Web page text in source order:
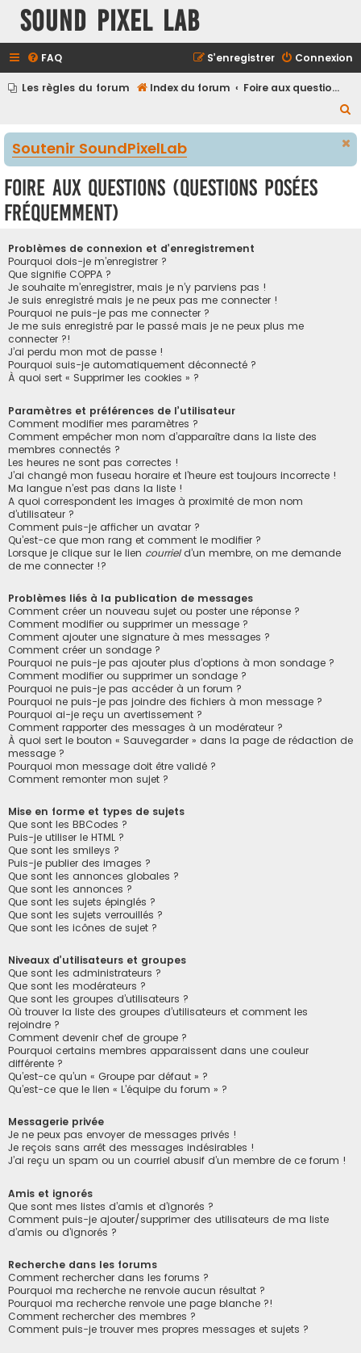
Sound Pixel Lab
FAQ Connexion
S’enregistrer
Les règles du forum Index du forum
Foire aux questions (Questions posées fréquemment)
e
Soutenir SoundPixelLab
Foire aux questions (Questions posées
fréquemment)
Problèmes de connexion et d’enregistrement
Pourquoi dois-je m’enregistrer ?
Que signifie COPPA ?
Je souhaite m’enregistrer, mais je n’y parviens pas !
Je suis enregistré mais je ne peux pas me connecter !
Pourquoi ne puis-je pas me connecter ?
Je me suis enregistré par le passé mais je ne peux plus me
connecter ?!
J’ai perdu mon mot de passe !
Pourquoi suis-je automatiquement déconnecté ?
À quoi sert « Supprimer les cookies » ?
Paramètres et préférences de l’utilisateur
Comment modifier mes paramètres ?
Comment empêcher mon nom d’apparaître dans la liste des
membres connectés ?
Les heures ne sont pas correctes !
J’ai changé mon fuseau horaire et l’heure est toujours incorrecte !
Ma langue n’est pas dans la liste !
A quoi correspondent les images à proximité de mon nom
d’utilisateur ?
Comment puis-je afficher un avatar ?
Qu’est-ce que mon rang et comment le modifier ?
Lorsque je clique sur le lien courrield’un membre, on me demande
de me connecter !?
Problèmes liés à la publication de messages
Comment créer un nouveau sujet ou poster une réponse ?
Comment modifier ou supprimer un message ?
Comment ajouter une signature à mes messages ?
Comment créer un sondage ?
Pourquoi ne puis-je pas ajouter plus d’options à mon sondage ?
Comment modifier ou supprimer un sondage ?
Pourquoi ne puis-je pas accéder à un forum ?
Pourquoi ne puis-je pas joindre des fichiers à mon message ?
Pourquoi ai-je reçu un avertissement ?
Comment rapporter des messages à un modérateur ?
À quoi sert le bouton « Sauvegarder » dans la page de rédaction de
message ?
Pourquoi mon message doit être validé ?
Comment remonter mon sujet ?
Mise en forme et types de sujets
Que sont les BBCodes ?
Puis-je utiliser le HTML ?
Que sont les smileys ?
Puis-je publier des images ?
Que sont les annonces globales ?
Que sont les annonces ?
Que sont les sujets épinglés ?
Que sont les sujets verrouillés ?
Que sont les icônes de sujet ?
Niveaux d’utilisateurs et groupes
Que sont les administrateurs ?
Que sont les modérateurs ?
Que sont les groupes d’utilisateurs ?
Où trouver la liste des groupes d’utilisateurs et comment les
rejoindre ?
Comment devenir chef de groupe ?
Pourquoi certains membres apparaissent dans une couleur
différente ?
Qu’est-ce qu’un « Groupe par défaut » ?
Qu’est-ce que le lien « L’équipe du forum » ?
Messagerie privée
Je ne peux pas envoyer de messages privés !
Je reçois sans arrêt des messages indésirables !
J’ai reçu un spam ou un courriel abusif d’un membre de ce forum !
Amis et ignorés
Que sont mes listes d’amis et d’ignorés ?
Comment puis-je ajouter/supprimer des utilisateurs de ma liste
d’amis ou d’ignorés ?
Recherche dans les forums
Comment rechercher dans les forums ?
Pourquoi ma recherche ne renvoie aucun résultat ?
Pourquoi ma recherche renvoie une page blanche ?!
Comment rechercher des membres ?
Comment puis-je trouver mes propres messages et sujets ?